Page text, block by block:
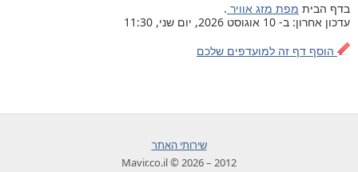
בדף הבית מפת מזג אוויר .
עדכון אחרון: ב- 10 אוגוסט 2026, יום שני, 11:30
הוסף דף זה למועדפים שלכם
שירותי האתר
2012 – 2026 © Mavir.co.il